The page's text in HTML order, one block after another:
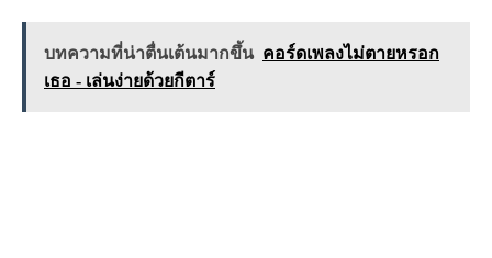
บทความที่น่าตื่นเต้นมากขึ้น คอร์ดเพลงไม่ตายหรอก
เธอ - เล่นง่ายด้วยกีตาร์